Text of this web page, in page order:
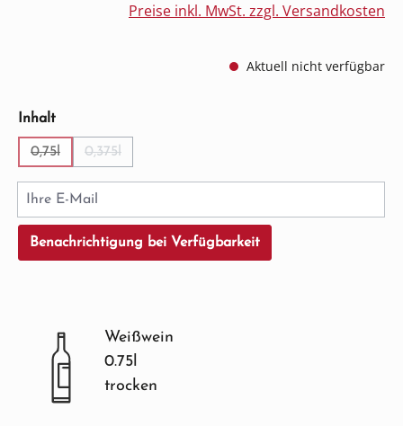
Preise inkl. MwSt. zzgl. Versandkosten
Aktuell nicht verfügbar
Inhaltauswählen
0,75l
(Diese Option ist zurzeit nicht verfügbar.)
0,375l
Ihre E-Mail
Benachrichtigung bei Verfügbarkeit
Weißwein
0.75l
trocken